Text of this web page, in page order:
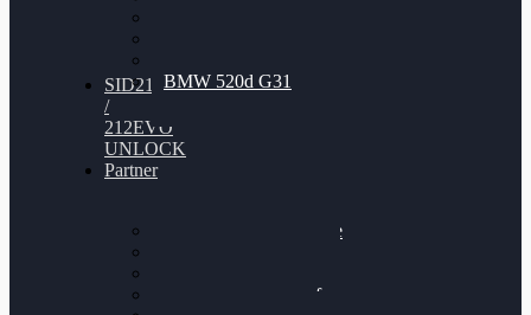
BMW 520d G31
SID212
/
212EVO
UNLOCK
Partner
Bilgenroth Performance
Chiptuning Schüttorf